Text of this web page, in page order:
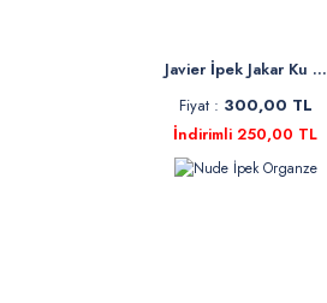
Javier İpek Jakar Ku ...
Fiyat : 300,00 TL
İndirimli 250,00 TL